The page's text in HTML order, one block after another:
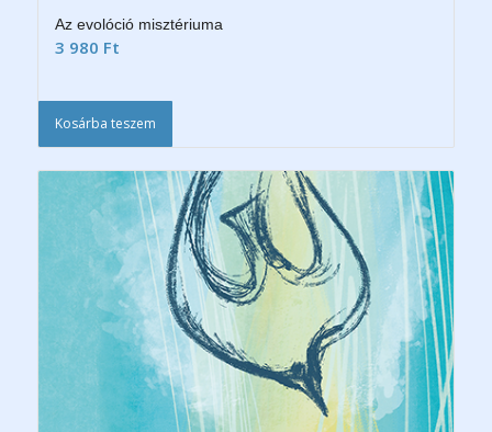
Az evolóció misztériuma
3 980 Ft
Kosárba teszem